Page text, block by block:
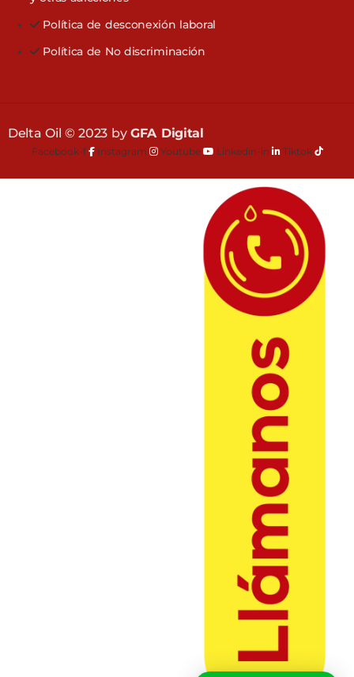
Política de desconexión laboral
Política de No discriminación
Delta Oil © 2023 by GFA Digital
Facebook-f Instagram Youtube Linkedin-in Tiktok